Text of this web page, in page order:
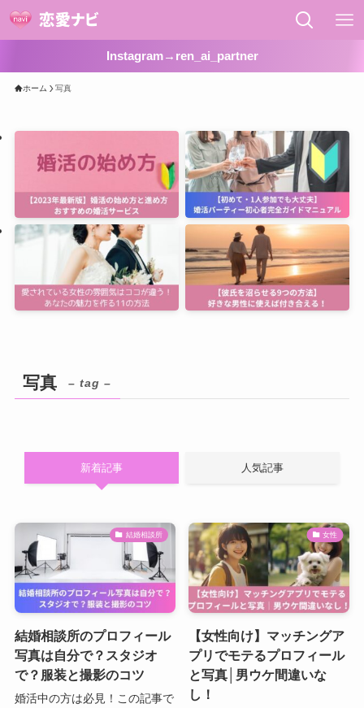
Instagram→ren_ai_partner
ホーム 写真
写真 – tag –
新着記事 人気記事
結婚相談所
結婚相談所のプロフィール
写真は自分で？スタジオ
で？服装と撮影のコツ
婚活中の方は必見！この記事で
女性
【女性向け】マッチングア
プリでモテるプロフィール
と写真│男ウケ間違いな
し！